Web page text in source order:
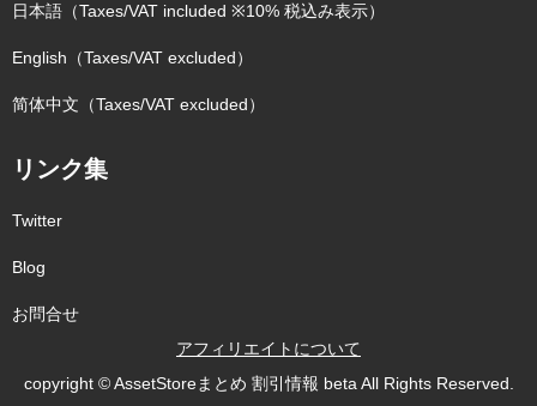
日本語（Taxes/VAT included ※10% 税込み表示）
English（Taxes/VAT excluded）
简体中文（Taxes/VAT excluded）
リンク集
Twitter
Blog
お問合せ
アフィリエイトについて
copyright © AssetStoreまとめ 割引情報 beta All Rights Reserved.